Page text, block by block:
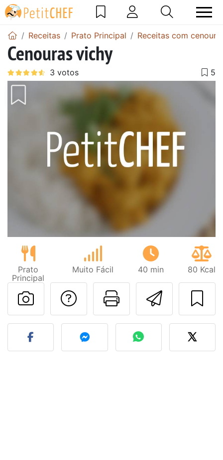
Receitas Prato Principal Receitas com cenoura
Cenouras vichy
Prato
Principal
Muito Fácil 40 min 80 Kcal
Imprima
Falar com o autor
Fez esta receita?